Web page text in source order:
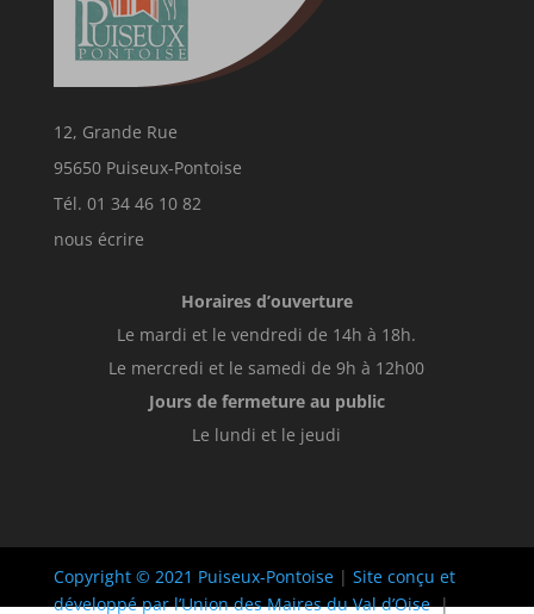
12, Grande Rue
95650 Puiseux-Pontoise
Tél. 01 34 46 10 82
nous écrire
Horaires d’ouverture
Le mardi et le vendredi de 14h à 18h.
Le mercredi et le samedi de 9h à 12h00
Jours de fermeture au public
Le lundi et le jeudi
Copyright © 2021 Puiseux-Pontoise | Site conçu et
développé par l’Union des Maires du Val d’Oise|